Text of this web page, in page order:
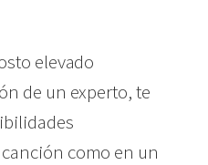
elevado
de un experto, te
como en un